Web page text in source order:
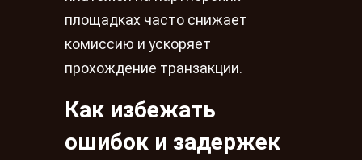
площадках часто снижает
комиссию и ускоряет
прохождение транзакции.
Как избежать
ошибок и задержек